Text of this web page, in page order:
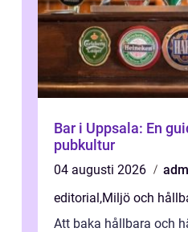
Bar i Uppsala: En
pubkultur
04 augusti 2026
editorial,Miljö och
Att baka hållbara och